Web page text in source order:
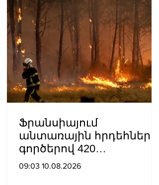
Ֆրանսիայում
անտառային հրդեհների
գործերով 420
ձերբակալված կա, 166-ը՝
09:03 10.08.2026